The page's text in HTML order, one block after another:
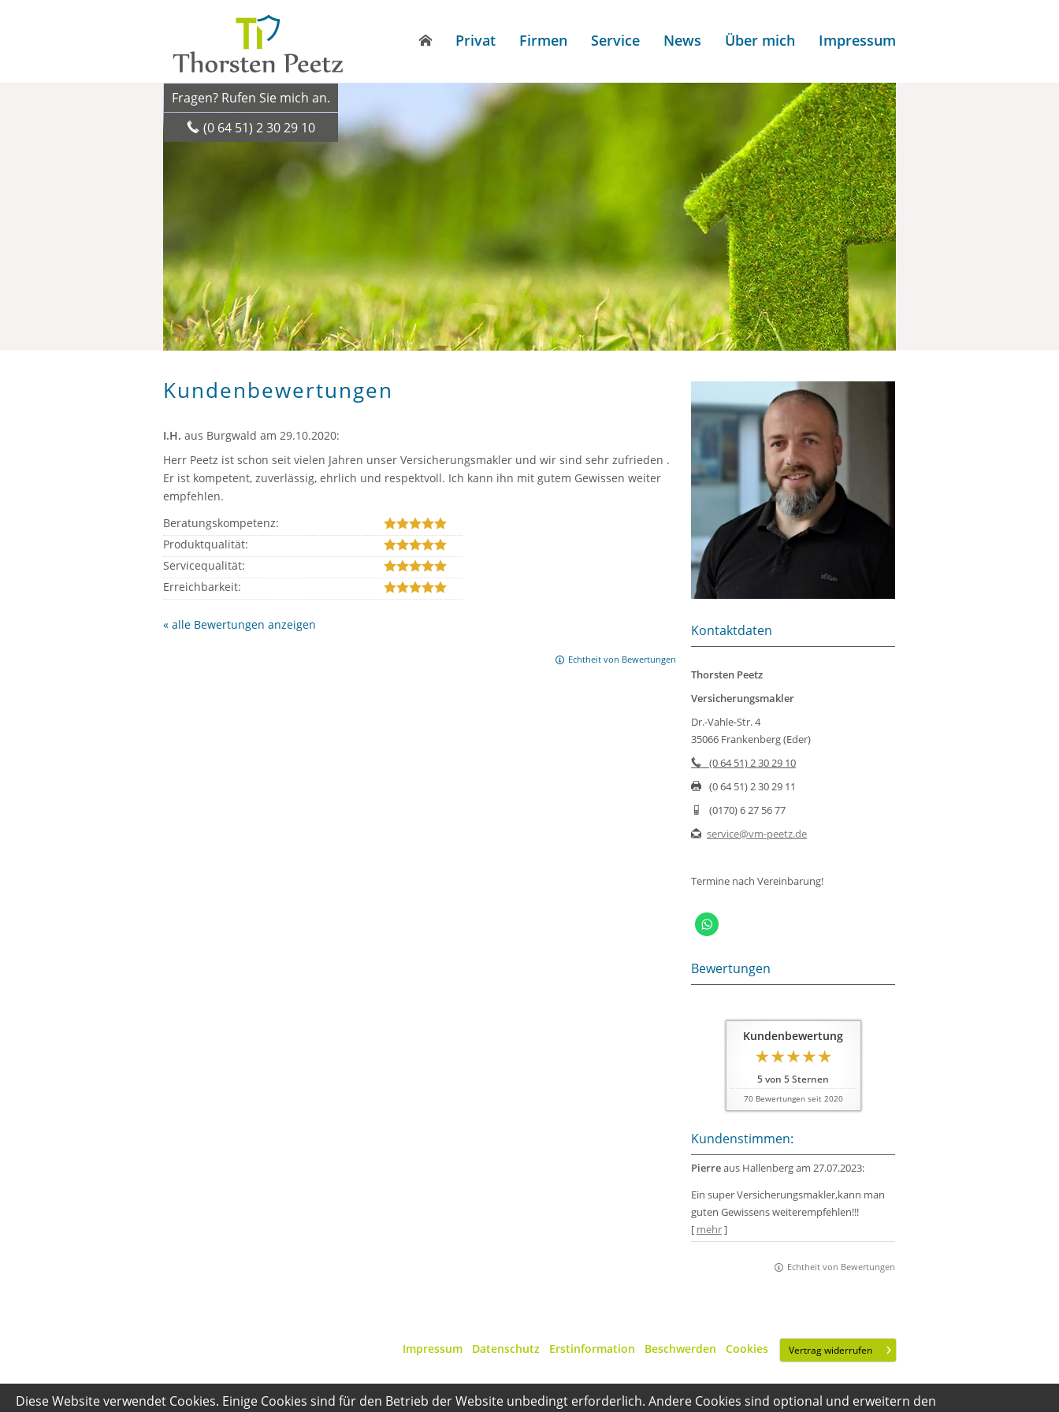
Privat Firmen Service News Über mich Impressum
Fragen? Rufen Sie mich an.
(0 64 51) 2 30 29 10
Kontaktdaten
Thorsten Peetz
Versicherungsmakler
Dr.-Vahle-Str. 4
35066 Frankenberg (Eder)
(0 64 51) 2 30 29 10
(0 64 51) 2 30 29 11
(0170) 6 27 56 77
service@vm-peetz.de
Termine nach Vereinbarung!
Bewertungen
Kundenbewertung
5von 5Sternen
70Bewertungen seit 2020
Kundenstimmen:
Pierreaus Hallenbergam 27.07.2023:
Ein super Versicherungsmakler,kann man
guten Gewissens weiterempfehlen!!!
[ mehr]
Echtheit von Bewertungen
Kundenbewertungen
I.H. aus Burgwald am 29.10.2020:
Herr Peetz ist schon seit vielen Jahren unser Versicherungsmakler und wir sind sehr zufrieden .
Er ist kompetent, zuverlässig, ehrlich und respektvoll. Ich kann ihn mit gutem Gewissen weiter
empfehlen.
Beratungskompetenz:
Produktqualität:
Servicequalität:
Erreichbarkeit:
« alle Bewertungen anzeigen
Echtheit von Bewertungen
Impressum Datenschutz Erstinformation Beschwerden Cookies Vertrag widerrufen
Diese Website verwendet Cookies. Einige Cookies sind für den Betrieb der Website unbedingt erforderlich. Andere Cookies sind optional und erweitern den